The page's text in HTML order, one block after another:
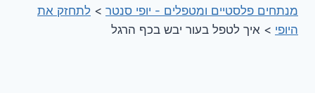
מנתחים פלסטיים ומטפלים - יופי סנטר > לתחזק את
היופי > איך לטפל בעור יבש בכף הרגל